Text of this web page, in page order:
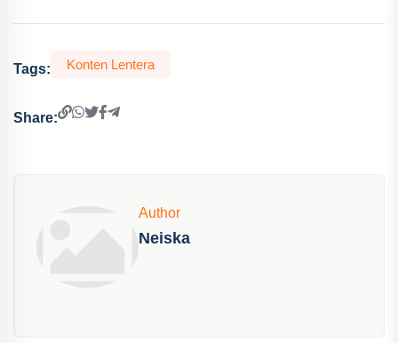
Tags: Konten Lentera
Share:
Author
Neiska